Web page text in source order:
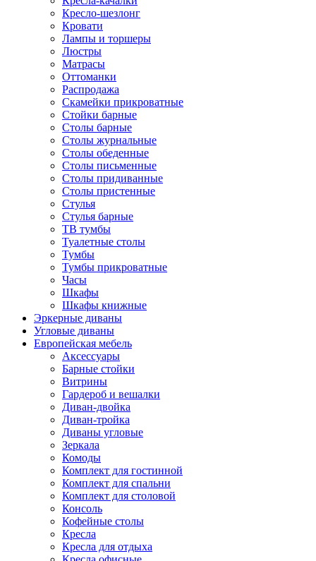
Кресло-шезлонг
Кровати
Лампы и торшеры
Люстры
Матрасы
Оттоманки
Распродажа
Скамейки прикроватные
Стойки барные
Столы барные
Столы журнальные
Столы обеденные
Столы письменные
Столы придиванные
Столы пристенные
Стулья
Стулья барные
ТВ тумбы
Туалетные столы
Тумбы
Тумбы прикроватные
Часы
Шкафы
Шкафы книжные
Эркерные диваны
Угловые диваны
Европейская мебель
Аксессуары
Барные стойки
Витрины
Гардероб и вешалки
Диван-двойка
Диван-тройка
Диваны угловые
Зеркала
Комоды
Комплект для гостинной
Комплект для спальни
Комплект для столовой
Консоль
Кофейные столы
Кресла
Кресла для отдыха